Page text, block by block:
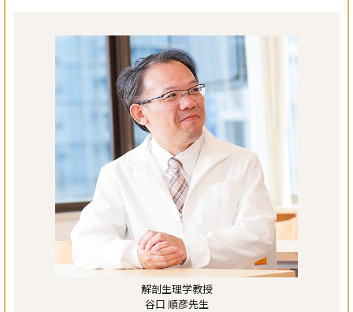
解剖生理学教授
谷口 順彦先生